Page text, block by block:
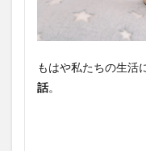
もはや私たちの生活
話。